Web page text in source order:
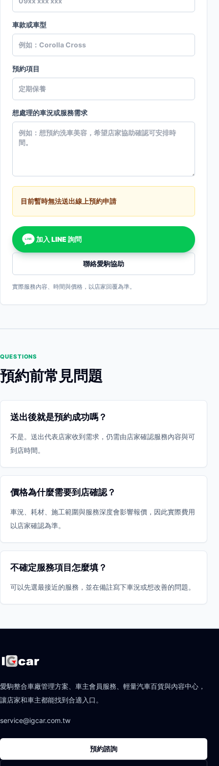
車款或車型
預約項目
想處理的車況或服務需求
目前暫時無法送出線上預約申請
LINE 加入 LINE 詢問
聯絡愛駒協助
實際服務內容、時間與價格，以店家回覆為準。
QUESTIONS
預約前常見問題
送出後就是預約成功嗎？
不是。送出代表店家收到需求，仍需由店家確認服務內容與可
到店時間。
價格為什麼需要到店確認？
車況、耗材、施工範圍與服務深度會影響報價，因此實際費用
以店家確認為準。
不確定服務項目怎麼填？
可以先選最接近的服務，並在備註寫下車況或想改善的問題。
愛駒整合車廠管理方案、車主會員服務、輕量汽車百貨與內容中心，
讓店家和車主都能找到合適入口。
service@igcar.com.tw
預約諮詢